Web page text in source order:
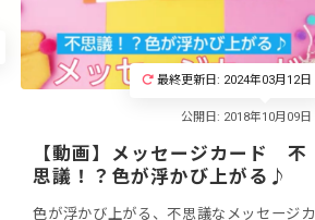
最終更新日: 2024年03月12日
【動画】メッセージカード 不
思議！？色が浮かび上がる♪
色が浮かび上がる、不思議なメッセージカ